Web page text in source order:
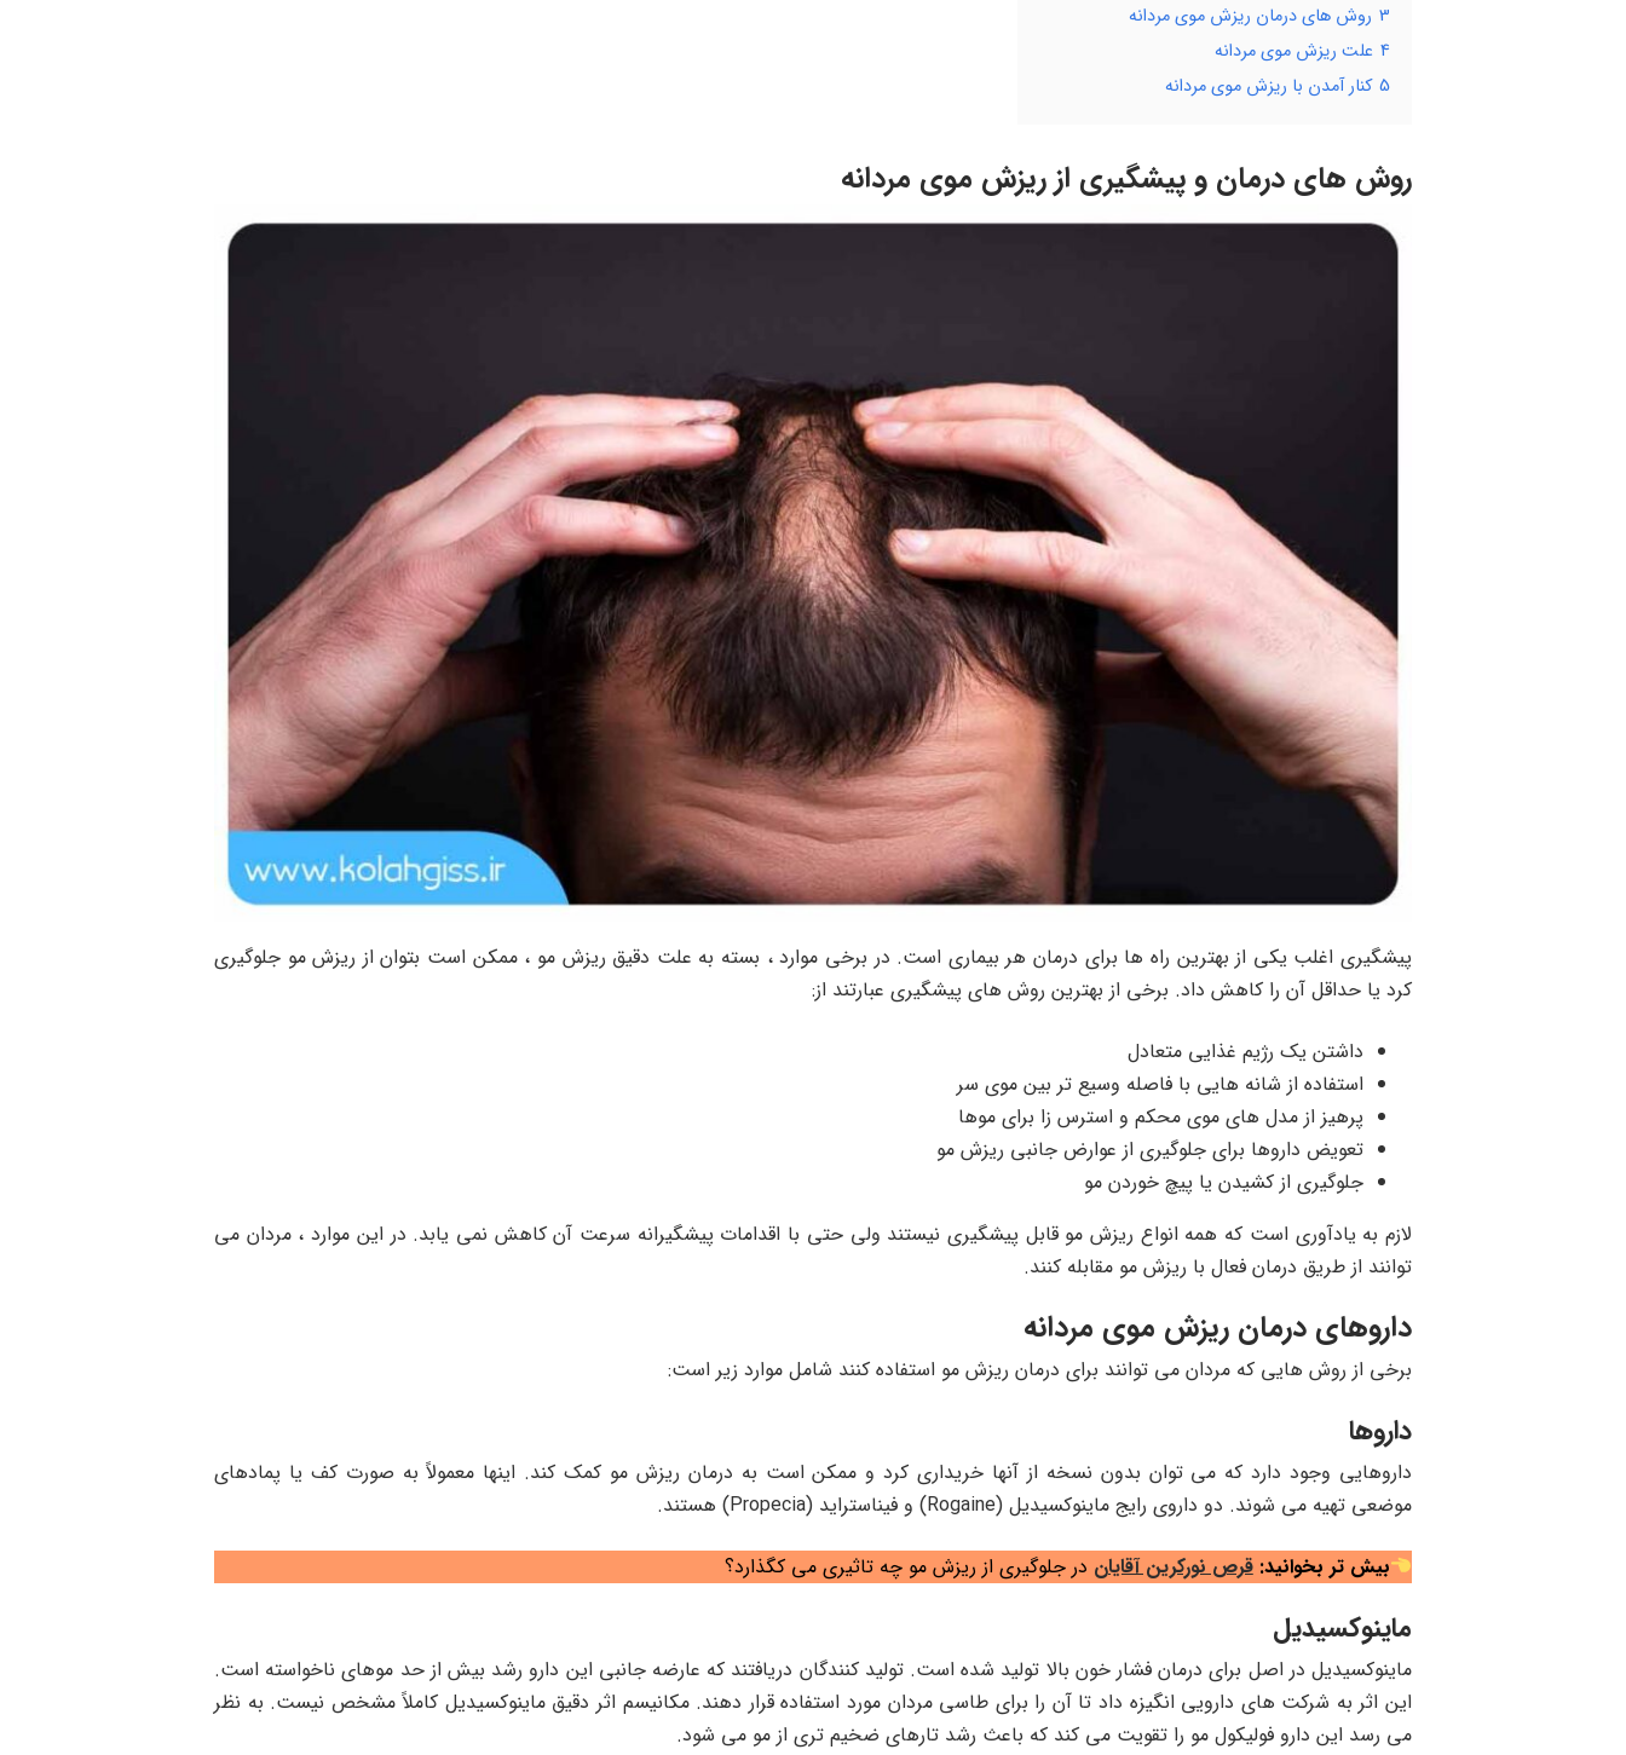
3 روش های درمان ریزش موی مردانه
4 علت ریزش موی مردانه
5 کنار آمدن با ریزش موی مردانه
روش های درمان و پیشگیری از ریزش موی مردانه
پیشگیری اغلب یکی از بهترین راه ها برای درمان هر بیماری است. در برخی موارد ، بسته به علت دقیق ریزش مو ، ممکن است بتوان از ریزش مو جلوگیری
کرد یا حداقل آن را کاهش داد. برخی از بهترین روش های پیشگیری عبارتند از:
داشتن یک رژیم غذایی متعادل
استفاده از شانه هایی با فاصله وسیع تر بین موی سر
پرهیز از مدل های موی محکم و استرس زا برای موها
تعویض داروها برای جلوگیری از عوارض جانبی ریزش مو
جلوگیری از کشیدن یا پیچ خوردن مو
لازم به یادآوری است که همه انواع ریزش مو قابل پیشگیری نیستند ولی حتی با اقدامات پیشگیرانه سرعت آن کاهش نمی یابد. در این موارد ، مردان می
توانند از طریق درمان فعال با ریزش مو مقابله کنند.
داروهای درمان ریزش موی مردانه
برخی از روش هایی که مردان می توانند برای درمان ریزش مو استفاده کنند شامل موارد زیر است:
داروها
داروهایی وجود دارد که می توان بدون نسخه از آنها خریداری کرد و ممکن است به درمان ریزش مو کمک کند. اینها معمولاً به صورت کف یا پمادهای
موضعی تهیه می شوند. دو داروی رایج ماینوکسیدیل (Rogaine) و فیناستراید (Propecia) هستند.
بیش تر بخوانید: قرص نورکرین آقایان در جلوگیری از ریزش مو چه تاثیری می کگذارد؟
ماینوکسیدیل
ماینوکسیدیل در اصل برای درمان فشار خون بالا تولید شده است. تولید کنندگان دریافتند که عارضه جانبی این دارو رشد بیش از حد موهای ناخواسته است.
این اثر به شرکت های دارویی انگیزه داد تا آن را برای طاسی مردان مورد استفاده قرار دهند. مکانیسم اثر دقیق ماینوکسیدیل کاملاً مشخص نیست. به نظر
می رسد این دارو فولیکول مو را تقویت می کند که باعث رشد تارهای ضخیم تری از مو می شود.